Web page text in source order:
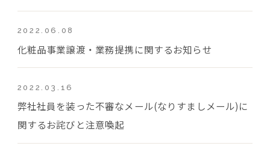
2022.06.08
化粧品事業譲渡・業務提携に関するお知らせ
2022.03.16
弊社社員を装った不審なメール(なりすましメール)に
関するお詫びと注意喚起